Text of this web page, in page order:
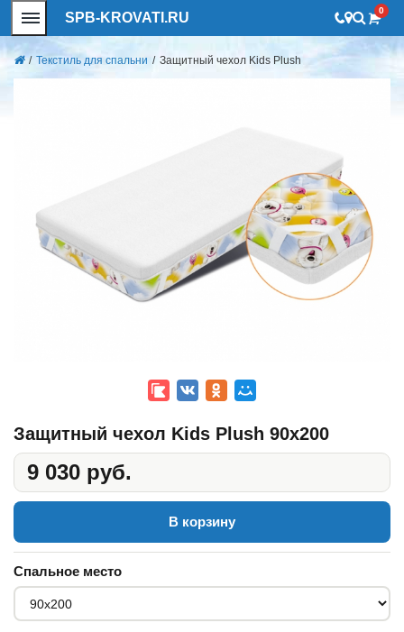
SPB-KROVATI.RU 0
/ Текстиль для спальни / Защитный чехол Kids Plush
Защитный чехол Kids Plush 90x200
9 030 руб.
В корзину
Спальное место